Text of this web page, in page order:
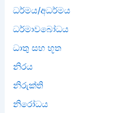
ධර්මය/අධර්මය
ධර්මාවබෝධය
ධාතු සහ භූත
නිරය
නිරුක්ති
නිරෝධය